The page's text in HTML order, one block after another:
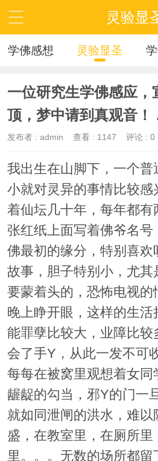
灵验显
学佛感想 灵验显圣
一位研究生学佛感应，
顶，梦中请到真观音！
发布者 : admin 查看 : 1147 评论 : 0
我出生在山脚下，一个普
小就对灵异的事情比较感
着仙坛几十年，每年都有
张红纸上面写着佛爷名号
佛最初的缘分，特别喜欢
故事，胆子特别小，尤其
要蒙着头的，恐怖电视的
晚上睁开眼，这样的生
能罪孽比较大，业障比较
会了手Y，从此一发不可
每每在被窝里观想着女同
龌龊的勾当，邪Y的门一
就如同泄闸的洪水，难
盛，在教室里，在厕所里
里。。。无数的场所都